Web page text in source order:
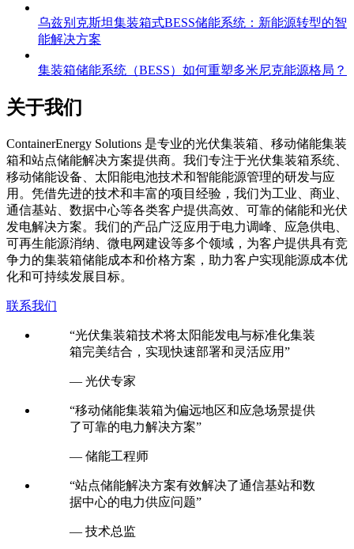
乌兹别克斯坦集装箱式BESS储能系统：新能源转型的智
能解决方案
集装箱储能系统（BESS）如何重塑多米尼克能源格局？
关于我们
ContainerEnergy Solutions 是专业的光伏集装箱、移动储能集装
箱和站点储能解决方案提供商。我们专注于光伏集装箱系统、
移动储能设备、太阳能电池技术和智能能源管理的研发与应
用。凭借先进的技术和丰富的项目经验，我们为工业、商业、
通信基站、数据中心等各类客户提供高效、可靠的储能和光伏
发电解决方案。我们的产品广泛应用于电力调峰、应急供电、
可再生能源消纳、微电网建设等多个领域，为客户提供具有竞
争力的集装箱储能成本和价格方案，助力客户实现能源成本优
化和可持续发展目标。
联系我们
“光伏集装箱技术将太阳能发电与标准化集装
箱完美结合，实现快速部署和灵活应用”
— 光伏专家
“移动储能集装箱为偏远地区和应急场景提供
了可靠的电力解决方案”
— 储能工程师
“站点储能解决方案有效解决了通信基站和数
据中心的电力供应问题”
— 技术总监